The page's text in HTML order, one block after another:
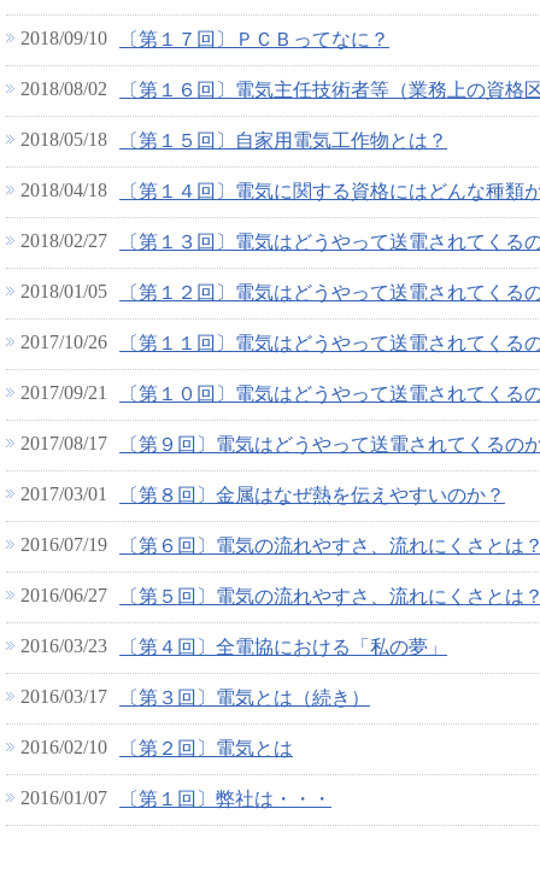
2018/09/10 〔第１７回〕ＰＣＢってなに？
2018/08/02 〔第１６回〕電気主任技術者等（業務上の資格
2018/05/18 〔第１５回〕自家用電気工作物とは？
2018/04/18 〔第１４回〕電気に関する資格にはどんな種類
2018/02/27 〔第１３回〕電気はどうやって送電されてく
2018/01/05 〔第１２回〕電気はどうやって送電されてく
2017/10/26 〔第１１回〕電気はどうやって送電されてく
2017/09/21 〔第１０回〕電気はどうやって送電されてく
2017/08/17 〔第９回〕電気はどうやって送電されてくるの
2017/03/01 〔第８回〕金属はなぜ熱を伝えやすいのか？
2016/07/19 〔第６回〕電気の流れやすさ、流れにくさと
2016/06/27 〔第５回〕電気の流れやすさ、流れにくさとは
2016/03/23 〔第４回〕全電協における「私の夢」
2016/03/17 〔第３回〕電気とは（続き）
2016/02/10 〔第２回〕電気とは
2016/01/07 〔第１回〕弊社は・・・